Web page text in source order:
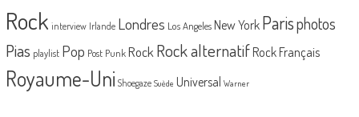
Rock interview Irlande Londres Los Angeles New York Parisphotos
Pias playlist Pop Post Punk Rock Rock alternatif Rock Français
Royaume-Uni Shoegaze Suède Universal Warner